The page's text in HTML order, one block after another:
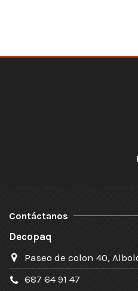
Contáctanos
Decopaq
Paseo de colon 40,
687 64 91 47